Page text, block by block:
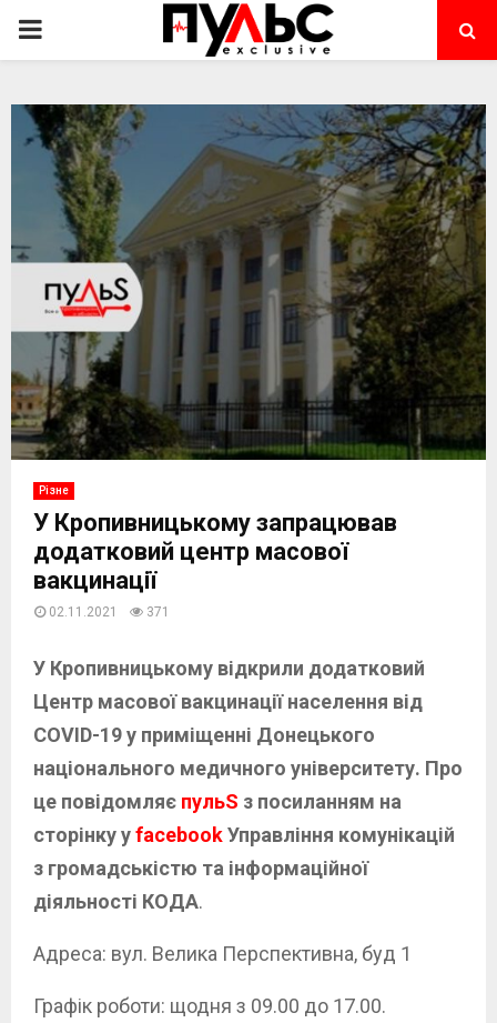
PRIMARY
Різне
У Кропивницькому запрацював
додатковий центр масової
вакцинації
02.11.2021 371
У Кропивницькому відкрили додатковий
Центр масової вакцинації населення від
COVID-19 у приміщенні Донецького
національного медичного університету. Про
це повідомляє пульS з посиланням на
сторінку уfacebookУправління комунікацій
з громадськістю та інформаційної
діяльності КОДА.
Адреса: вул. Велика Перспективна, буд 1
Графік роботи: щодня з 09.00 до 17.00.